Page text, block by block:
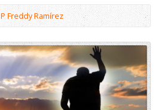
P Freddy Ramírez